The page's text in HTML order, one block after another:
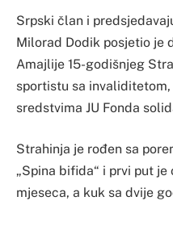
Srpski član i
Milorad Dodik posjetio je
Amajlije 15-godišnjeg
sportistu sa
sredstvima JU Fonda
Strahinja je rođen sa
„Spina bifida“ i prvi put
mjeseca, a kuk sa dvije